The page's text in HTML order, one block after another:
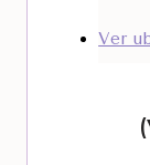
Ver